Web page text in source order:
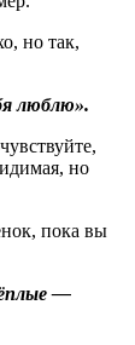
но так,
люблю».
но
пока вы
—